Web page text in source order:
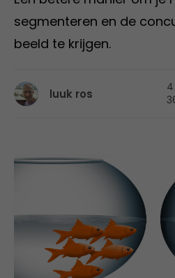
segmenteren en de
beeld te krijgen.
luuk ros